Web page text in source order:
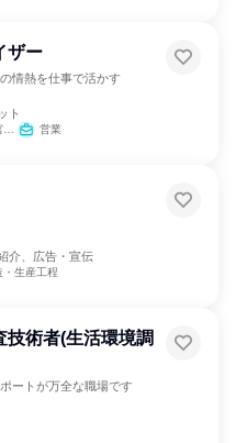
ザー
情熱を仕事で活かす
ト
縄県 営業
介、広告・宣伝
生産工程
術者(生活環境調
ートが万全な職場です